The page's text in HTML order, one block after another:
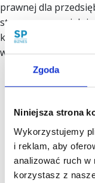
Zgoda
Niniejsza strona
Wykorzystujemy
i reklam, aby
analizować ruch w
korzystasz z
prawnej dla
stworzony specjalnie
które wymagają
wysokim ryzykiem.…